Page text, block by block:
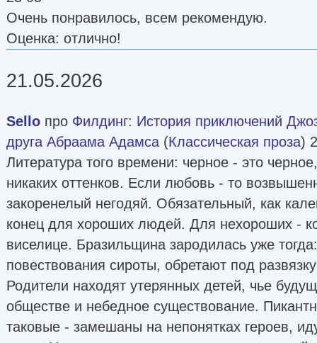
Очень понравилось, всем рекомендую.
Оценка: отлично!
21.05.2026
Sello про Филдинг: История приключений
друга Абраама Адамса (Классическая проза)
Литература того времени: черное - это
никаких оттенков. Если любовь - то
закоренелый негодяй. Обязательный, как
конец для хороших людей. Для нехороших -
виселице. Бразильщина зародилась уже
повествования сироты, обретают под
Родители находят утерянных детей, чье
обществе и небедное существование.
таковые - замешаны на непонятках героев,